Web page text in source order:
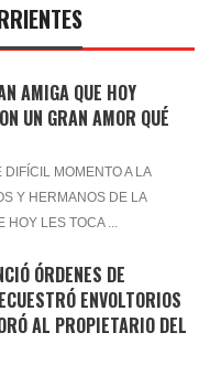
AMIGA QUE HOY
UN GRAN AMOR QUÉ
MOMENTO A LA
Y HERMANOS DE LA
LES TOCA ...
ÓRDENES DE
ENVOLTORIOS
AL PROPIETARIO DEL